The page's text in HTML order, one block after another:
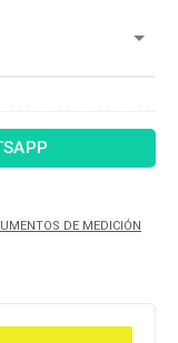
DE MEDICIÓN